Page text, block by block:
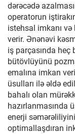
dərəcədə
operatorun
istehsal imkanı və
verir. Ənənəvi
iş parçasında heç
bütövlüyünü
emalına imkan
üsulları ilə əldə
bahalı olan
hazırlanmasında
enerji
optimallaşdıran